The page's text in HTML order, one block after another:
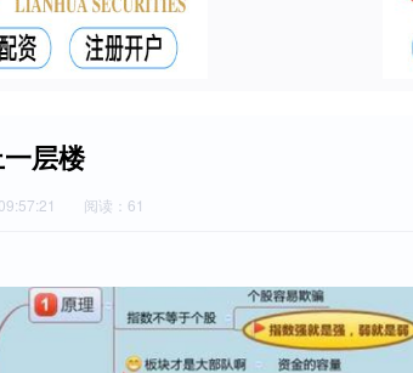
层楼
阅读：61